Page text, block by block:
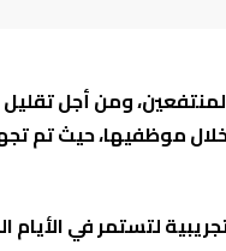
المنتفعين، ومن
خلال موظفيها، حيث
بالكامل في عملية